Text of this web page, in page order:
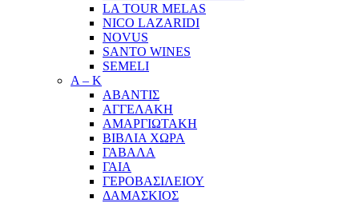
LA TOUR MELAS
NICO LAZARIDI
NOVUS
SANTO WINES
SEMELI
Α – Κ
ΑΒΑΝΤΙΣ
ΑΓΓΕΛΑΚΗ
ΑΜΑΡΓΙΩΤΑΚΗ
ΒΙΒΛΙΑ ΧΩΡΑ
ΓΑΒΑΛΑ
ΓΑΙΑ
ΓΕΡΟΒΑΣΙΛΕΙΟΥ
ΔΑΜΑΣΚΙΟΣ